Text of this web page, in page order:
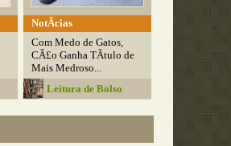
NotÃ­cias
Com Medo de Gatos,
CÃ£o Ganha TÃ­tulo de
Mais Medroso...
Leitura de Bolso